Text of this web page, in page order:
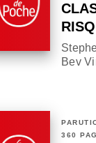
Bev
360